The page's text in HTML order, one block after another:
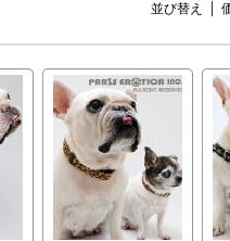
並び替え